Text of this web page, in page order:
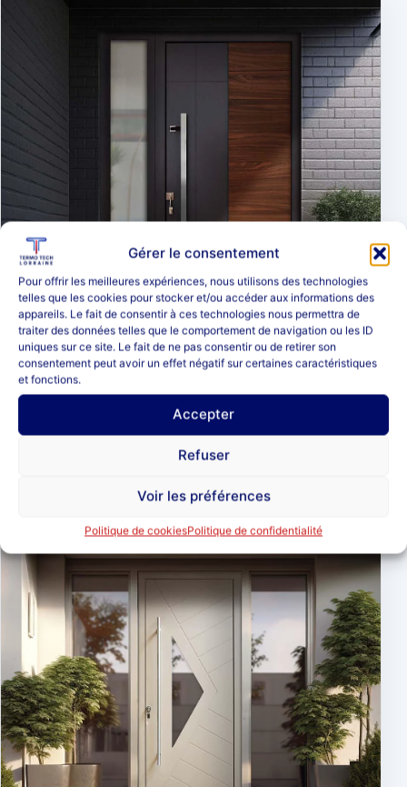
Gérer le consentement
Pour offrir les meilleures expériences, nous utilisons des technologies
telles que les cookies pour stocker et/ou accéder aux informations des
appareils. Le fait de consentir à ces technologies nous permettra de
traiter des données telles que le comportement de navigation ou les ID
uniques sur ce site. Le fait de ne pas consentir ou de retirer son
consentement peut avoir un effet négatif sur certaines caractéristiques
et fonctions.
Accepter
Refuser
Voir les préférences
Politique de cookiesPolitique de confidentialité
Bois et anthracite